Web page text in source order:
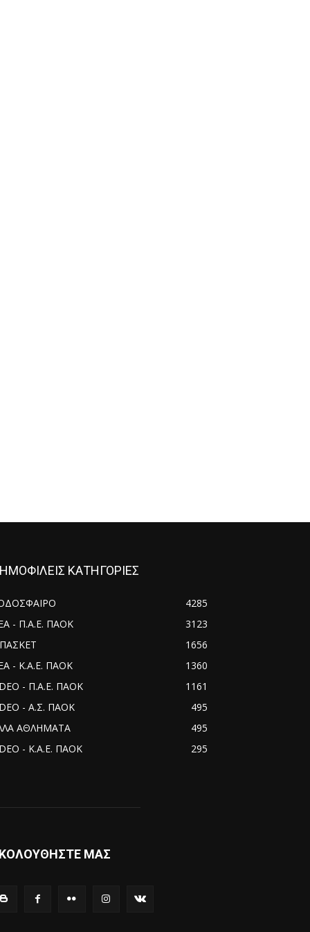
ΚΑΤΗΓΟΡΙΕΣ
4285
- Π.Α.Ε. ΠΑΟΚ
3123
1656
- Κ.Α.Ε. ΠΑΟΚ
1360
- Π.Α.Ε. ΠΑΟΚ
1161
- Α.Σ. ΠΑΟΚ
495
ΑΘΛΗΜΑΤΑ
495
- Κ.Α.Ε. ΠΑΟΚ
295
ΜΑΣ